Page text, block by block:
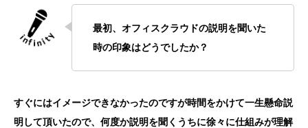
最初、オフィスクラウドの説明を聞いた
時の印象はどうでしたか？
すぐにはイメージできなかったのですが時間をかけて一生懸命説
明して頂いたので、何度か説明を聞くうちに徐々に仕組みが理解